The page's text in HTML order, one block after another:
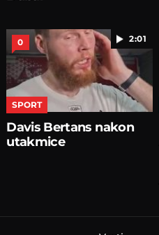
2:01
0
SPORT
Davis Bertans nakon
utakmice